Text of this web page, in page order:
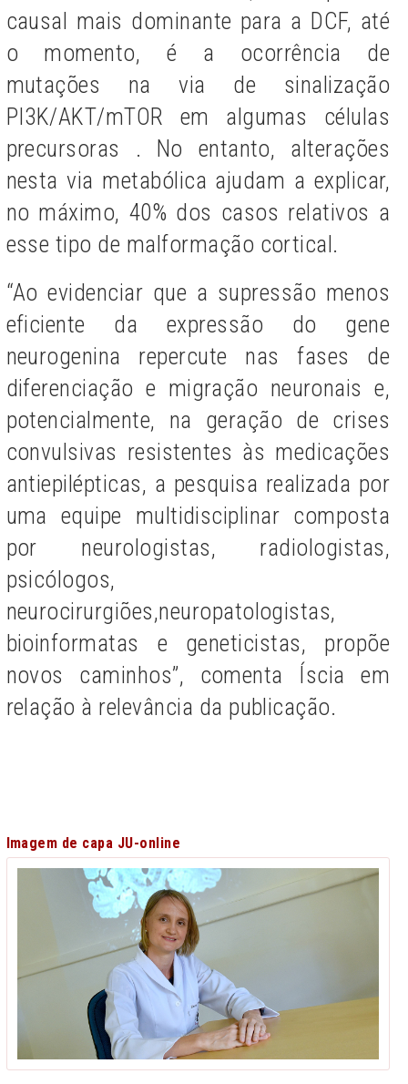
causal mais dominante para a DCF, até
o momento, é a ocorrência de
mutações na via de sinalização
PI3K/AKT/mTOR em algumas células
precursoras . No entanto, alterações
nesta via metabólica ajudam a explicar,
no máximo, 40% dos casos relativos a
esse tipo de malformação cortical.
“Ao evidenciar que a supressão menos
eficiente da expressão do gene
neurogenina repercute nas fases de
diferenciação e migração neuronais e,
potencialmente, na geração de crises
convulsivas resistentes às medicações
antiepilépticas, a pesquisa realizada por
uma equipe multidisciplinar composta
por neurologistas, radiologistas,
psicólogos,
neurocirurgiões,neuropatologistas,
bioinformatas e geneticistas, propõe
novos caminhos”, comenta Íscia em
relação à relevância da publicação.
Imagem de capa JU-online